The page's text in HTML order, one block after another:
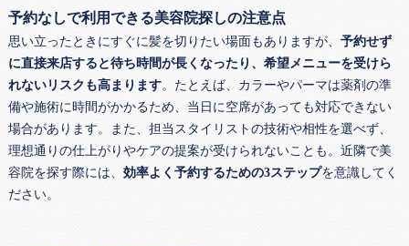
予約なしで利用できる美容院探しの注意点
思い立ったときにすぐに髪を切りたい場面もありますが、 予約せず
に直接来店すると待ち時間が長くなったり、希望メニューを受けら
れないリスクも高まります。たとえば、カラーやパーマは薬剤の準
備や施術に時間がかかるため、当日に空席があっても対応できない
場合があります。また、担当スタイリストの技術や相性を選べず、
理想通りの仕上がりやケアの提案が受けられないことも。近隣で美
容院を探す際には、 効率よく予約するための3ステップを意識してく
ださい。